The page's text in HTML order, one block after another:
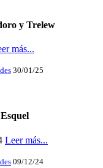
y Trelew
más...
30/01/25
Leer más...
09/12/24